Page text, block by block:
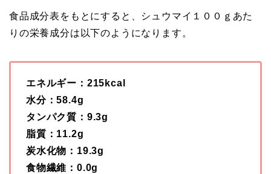
食品成分表をもとにすると、シュウマイ１００ｇあた
りの栄養成分は以下のようになります。
エネルギー：215kcal
水分：58.4g
タンパク質：9.3g
脂質：11.2g
炭水化物：19.3g
食物繊維：0.0g